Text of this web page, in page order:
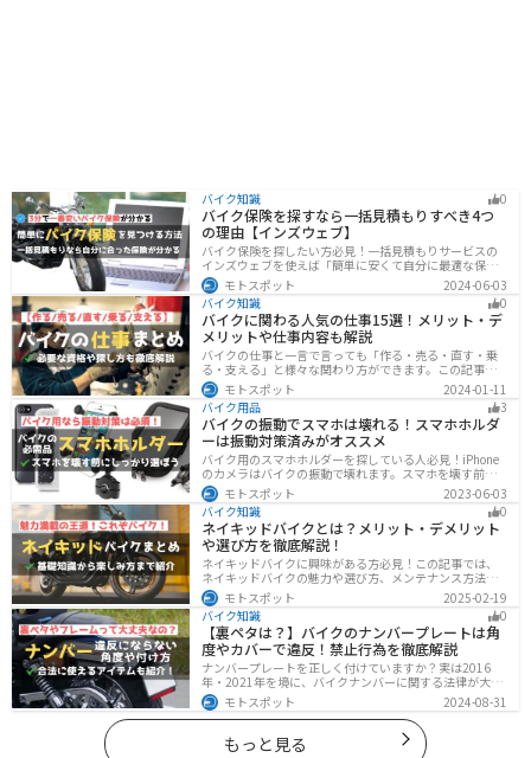
バイク知識 0
バイク保険を探すなら一括見積もりすべき4つ
の理由【インズウェブ】
バイク保険を探したい方必見！一括見積もりサービスの
インズウェブを使えば「簡単に安くて自分に最適な保険
を3分で見つける」ことができます。最大5社のバイク保
険を一気に比べることができるので、探す手間と時間が
省けます。
モトスポット
2024-06-03
バイク知識
0
バイクに関わる人気の仕事15選！メリット・デ
メリットや仕事内容も解説
バイクの仕事と一言で言っても「作る・売る・直す・乗
る・支える」と様々な関わり方ができます。この記事で
は、バイクに関わる人気の仕事をジャンル別に紹介しま
す。必要な資格や探し方も解説しますので、自分のなり
たい姿をイメージして探してみてください。
モトスポット
2024-01-11
バイク用品
3
バイクの振動でスマホは壊れる！スマホホルダ
ーは振動対策済みがオススメ
バイク用のスマホホルダーを探している人必見！iPhone
のカメラはバイクの振動で壊れます。スマホを壊す前
に、振動対策がされたスマホホルダーを使うようにしま
しょう。カメラを壊さないための4つの方法とオススメの
スマホホルダーを紹介します。
モトスポット
2023-06-03
バイク知識
0
ネイキッドバイクとは？メリット・デメリット
や選び方を徹底解説！
ネイキッドバイクに興味がある方必見！この記事では、
ネイキッドバイクの魅力や選び方、メンテナンス方法な
どを解説しています。実は、ネイキッドバイクは、操作
性に優れており、初心者にも優しいバイクです。この記
事を読めば、ネイキッドバイクへの理解が深まります。
モトスポット
2025-02-19
バイク知識
0
【裏ペタは？】バイクのナンバープレートは角
度やカバーで違反！禁止行為を徹底解説
ナンバープレートを正しく付けていますか？実は2016
年・2021年を境に、バイクナンバーに関する法律が大き
く変わっています！角度やカバー、ステーなど昔は大丈
夫でも今は違法になるケースが発生します。正しく理解
して、今一度見直してみましょう。合法で使えるアイテ
ムも紹介します。
モトスポット 2024-08-31
もっと見る